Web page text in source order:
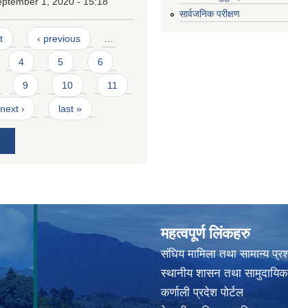
‹ previous
4 5 6
9 10 11
next › last »
सार्वजनिक परीक्षण
महत्वपूर्ण लिंकहरु
संघिय मामिला तथा सामान्य
स्थानीय शासन तथा
कर्णाली प्रदेश पोर्टल